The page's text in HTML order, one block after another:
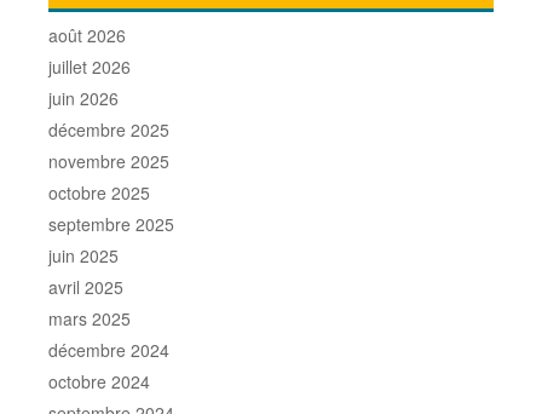
août 2026
juillet 2026
juin 2026
décembre 2025
novembre 2025
octobre 2025
septembre 2025
juin 2025
avril 2025
mars 2025
décembre 2024
octobre 2024